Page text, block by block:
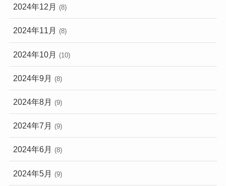
2024年12月 (8)
2024年11月 (8)
2024年10月 (10)
2024年9月 (8)
2024年8月 (9)
2024年7月 (9)
2024年6月 (8)
2024年5月 (9)